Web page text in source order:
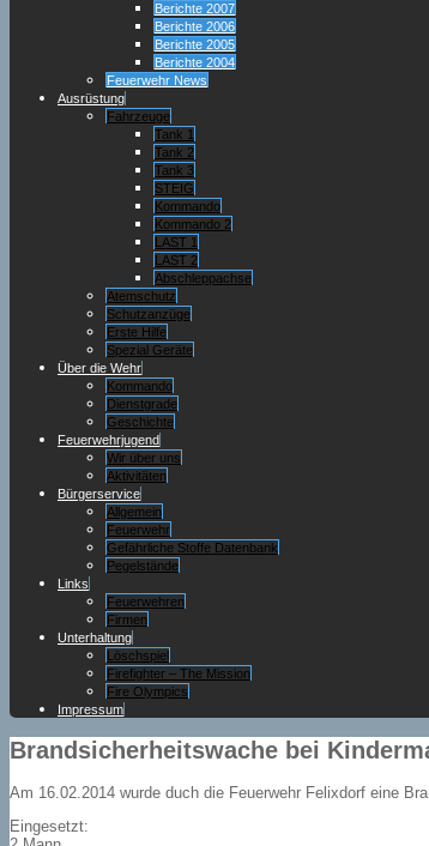
Berichte 2007
Berichte 2006
Berichte 2005
Berichte 2004
Feuerwehr News
Ausrüstung
Fahrzeuge
Tank 1
Tank 2
Tank 3
STEIG
Kommando
Kommando 2
LAST 1
LAST 2
Abschleppachse
Atemschutz
Schutzanzüge
Erste Hilfe
Spezial Geräte
Über die Wehr
Kommando
Dienstgrade
Geschichte
Feuerwehrjugend
Wir über uns
Aktivitäten
Bürgerservice
Allgemein
Feuerwehr
Gefährliche Stoffe Datenbank
Pegelstände
Links
Feuerwehren
Firmen
Unterhaltung
Löschspiel
Firefighter – The Mission
Fire Olympics
Impressum
Brandsicherheitswache bei
Am 16.02.2014 wurde duch die Feuerwehr Felixdorf eine
Eingesetzt: